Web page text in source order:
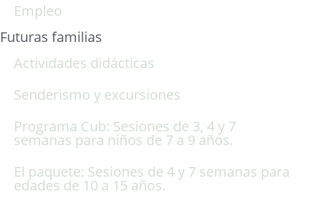
Empleo
Futuras familias
Actividades didácticas
Senderismo y excursiones
Programa Cub: Sesiones de 3, 4 y 7
semanas para niños de 7 a 9 años.
El paquete: Sesiones de 4 y 7 semanas para
edades de 10 a 15 años.